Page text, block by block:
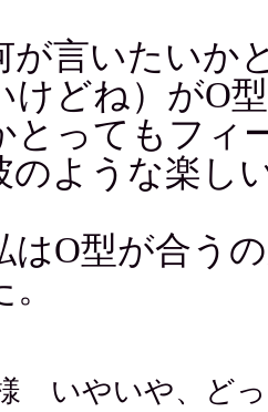
が言いたいか
けどね）がO
とってもフィ
のような楽し
はO型が合う
いやいや、ど